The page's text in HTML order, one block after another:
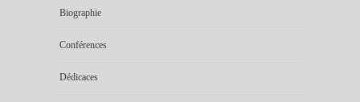
Biographie
Conférences
Dédicaces